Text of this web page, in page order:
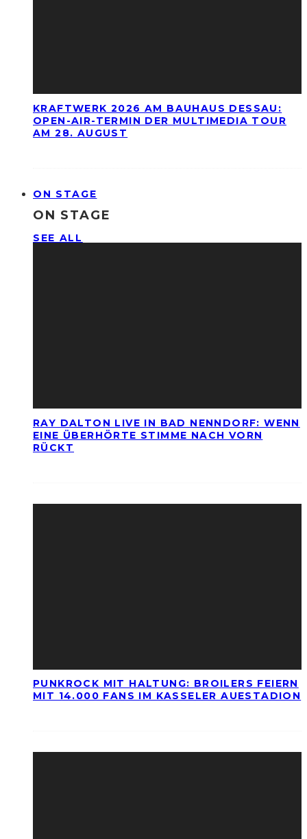
KRAFTWERK 2026 AM BAUHAUS DESSAU:
OPEN-AIR-TERMIN DER MULTIMEDIA TOUR
AM 28. AUGUST
ON STAGE
ON STAGE
SEE ALL
RAY DALTON LIVE IN BAD NENNDORF: WENN
EINE ÜBERHÖRTE STIMME NACH VORN
RÜCKT
PUNKROCK MIT HALTUNG: BROILERS FEIERN
MIT 14.000 FANS IM KASSELER AUESTADION